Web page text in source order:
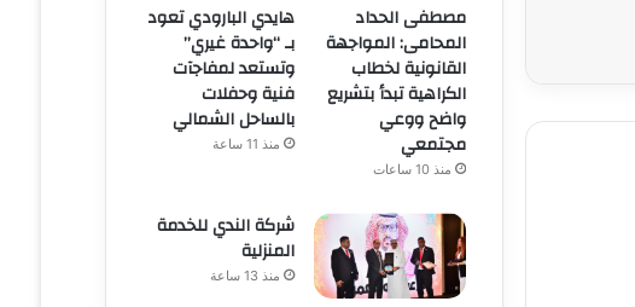
مصطفى الحداد
المحامى: المواجهة
القانونية لخطاب
الكراهية تبدأ بتشريع
واضح ووعي
مجتمعي
منذ 10 ساعات
هايدي البارودي تعود
بـ “واحدة غيري”
وتستعد لمفاجآت
فنية وحفلات
بالساحل الشمالي
منذ 11 ساعة
شركة الندي للخدمة
المنزلية
منذ 13 ساعة